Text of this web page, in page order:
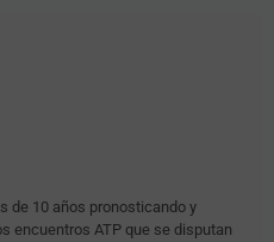
de 10 años pronosticando y
encuentros ATP que se disputan